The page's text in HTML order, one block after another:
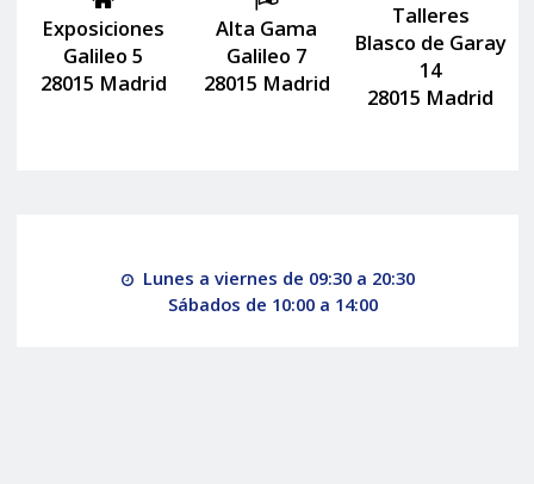
Exposiciones
Galileo 5
28015 Madrid
Alta Gama
Galileo 7
28015 Madrid
Talleres
Blasco de Garay
14
28015 Madrid
Lunes a viernes de 09:30 a 20:30
Sábados de 10:00 a 14:00